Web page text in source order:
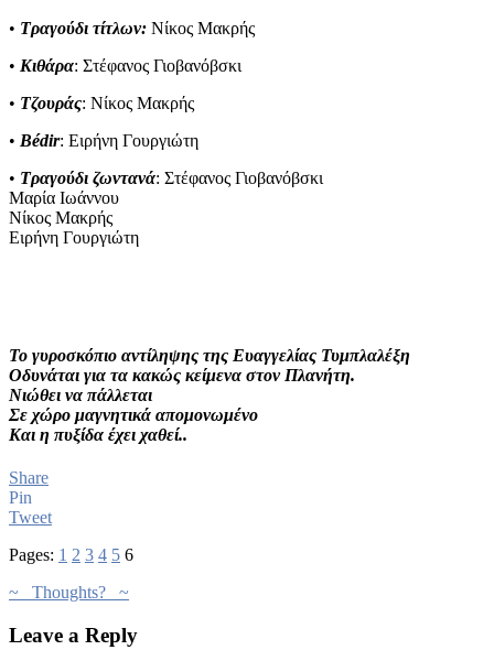
• Τραγούδι τίτλων: Νίκος Μακρής
• Κιθάρα: Στέφανος Γιοβανόβσκι
• Τζουράς: Νίκος Μακρής
• Bédir: Ειρήνη Γουργιώτη
• Τραγούδι ζωντανά: Στέφανος Γιοβανόβσκι
Μαρία Ιωάννου
Νίκος Μακρής
Ειρήνη Γουργιώτη
Το γυροσκόπιο αντίληψης της Ευαγγελίας Τυμπλαλέξη
Οδυνάται για τα κακώς κείμενα στον Πλανήτη.
Νιώθει να πάλλεται
Σε χώρο μαγνητικά απομονωμένο
Και η πυξίδα έχει χαθεί..
Share
Pin
Tweet
Pages: 1 2 3 4 5 6
~ Thoughts? ~
Leave a Reply